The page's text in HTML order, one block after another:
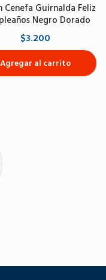
Cenefa Guirnalda Feliz
Negro Dorado
$3.200
Agregar al carrito